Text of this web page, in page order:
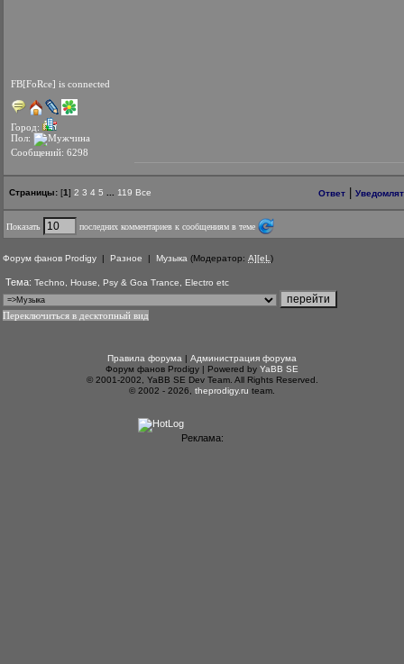
FB[FoRce] is connected
Город:
Пол:
Сообщений: 6298
Страницы: [1] 2 3 4 5 119 Все Ответ
Показать последних комментариев к сообщениям в теме
Форум фанов Prodigy | Разное | Музыка (Модератор: A][eL )
Тема: Techno, House, Psy & Goa Trance, Electro etc
Переключиться в десктопный вид
Правила форума | Администрация форума
Форум фанов Prodigy | Powered by YaBB SE
© 2001-2002, YaBB SE Dev Team. All Rights Reserved.
© 2002 - 2026, theprodigy.ru team.
Реклама: